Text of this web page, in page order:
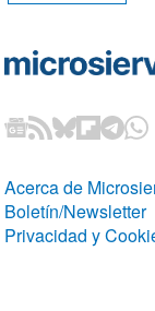
Acerca de
Boletín/Newsletter
Privacidad y